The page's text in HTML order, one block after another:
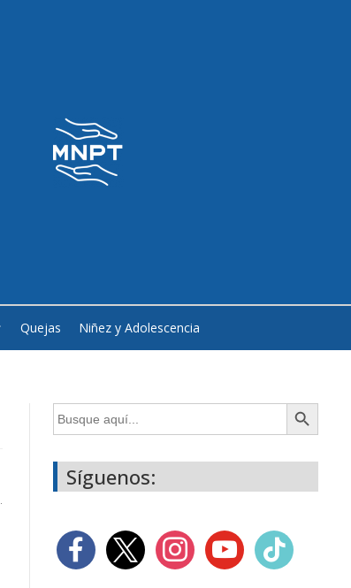
Quejas Niñez y Adolescencia
Buscar: Botón de búsqueda
Síguenos: